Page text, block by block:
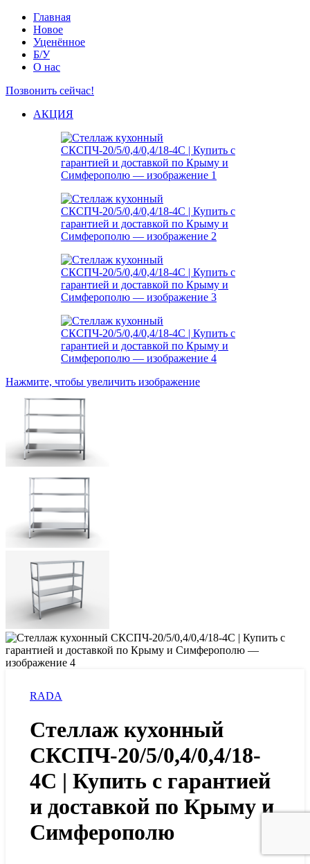
Главная
Новое
Уценённое
Б/У
О нас
Позвонить сейчас!
АКЦИЯ
Нажмите, чтобы увеличить изображение
RADA
Стеллаж кухонный
СКСПЧ-20/5/0,4/0,4/18-
4С | Купить с гарантией
и доставкой по Крыму и
Симферополю